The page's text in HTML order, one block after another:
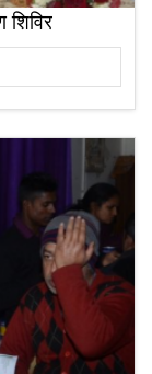
शिविर